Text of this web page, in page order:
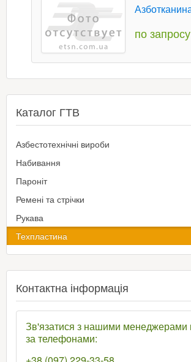
по запросу
Каталог ГТВ
Азбестотехнічні вироби
Набивання
Пароніт
Ремені та стрічки
Рукава
Техпластина
Контактна інформація
Зв'язатися з нашими менеджерами
за телефонами: